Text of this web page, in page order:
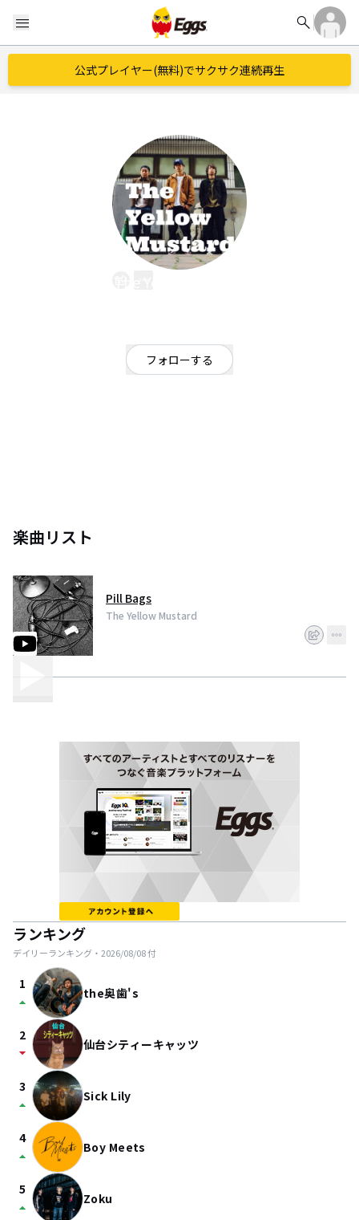
menu search
公式プレイヤー(無料)でサクサク連続再生
フォローする
楽曲リスト
Pill Bags
The Yellow Mustard
ランキング
デイリーランキング・ 2026/08/08付
1
arrow_drop_up the奥歯's
2
arrow_drop_down 仙台シティーキャッツ
3
arrow_drop_up Sick Lily
4
arrow_drop_up Boy Meets
5
arrow_drop_up Zoku